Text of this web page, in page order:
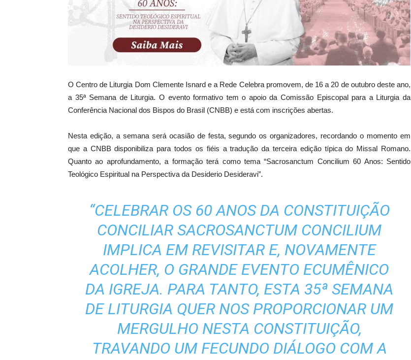
O Centro de Liturgia Dom Clemente Isnard e a Rede Celebra promovem, de 16 a 20 de outubro deste ano,
a 35ª Semana de Liturgia. O evento formativo tem o apoio da Comissão Episcopal para a Liturgia da
Conferência Nacional dos Bispos do Brasil (CNBB) e está com inscrições abertas.
Nesta edição, a semana será ocasião de festa, segundo os organizadores, recordando o momento em
que a CNBB disponibiliza para todos os fiéis a tradução da terceira edição típica do Missal Romano.
Quanto ao aprofundamento, a formação terá como tema “Sacrosanctum Concilium 60 Anos: Sentido
Teológico Espiritual na Perspectiva da Desiderio Desideravi”.
“CELEBRAR OS 60 ANOS DA CONSTITUIÇÃO
CONCILIAR SACROSANCTUM CONCILIUM
IMPLICA EM REVISITAR E, NOVAMENTE
ACOLHER, O GRANDE EVENTO ECUMÊNICO
DA IGREJA. PARA TANTO, ESTA 35ª SEMANA
DE LITURGIA QUER NOS PROPORCIONAR UM
MERGULHO NESTA CONSTITUIÇÃO,
TRAVANDO UM FECUNDO DIÁLOGO COM A